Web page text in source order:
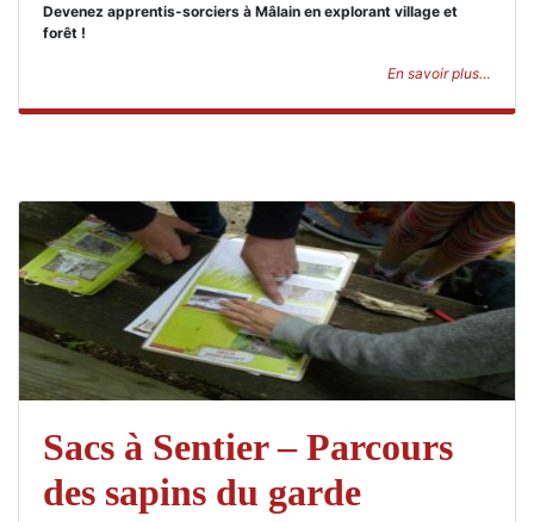
Devenez apprentis-sorciers à Mâlain en explorant village et
forêt !
En savoir plus…
Sacs à Sentier – Parcours
des sapins du garde